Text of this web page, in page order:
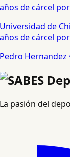
Universidad de
años de cárcel
Pedro Hernandez
La pasión del